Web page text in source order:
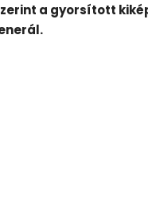
a gyorsított